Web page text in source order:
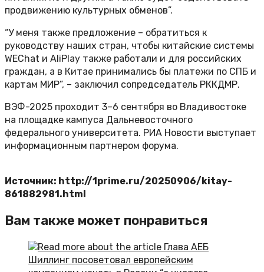
продвижению культурных обменов”.
“У меня также предложение – обратиться к
руководству наших стран, чтобы китайские системы
WEChat и AliPlay также работали и для российских
граждан, а в Китае принимались бы платежи по СПБ и
картам МИР”, – заключил сопредседатель РККДМР.
ВЭФ-2025 проходит 3–6 сентября во Владивостоке
на площадке кампуса Дальневосточного
федерального университета. РИА Новости выступает
информационным партнером форума.
Источник: http://1prime.ru/20250906/kitay-
861882981.html
Вам также может понравиться